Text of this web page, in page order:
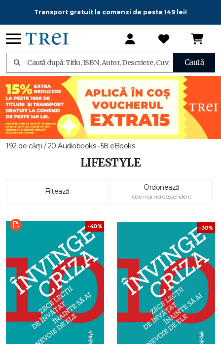
Transport gratuit la comenzi de peste 149 lei!
Caută
192 de cărți / 20 Audiobooks · 58 eBooks
LIFESTYLE
Filtează Ordonează
Cele mai noi descendent
-40% -30%